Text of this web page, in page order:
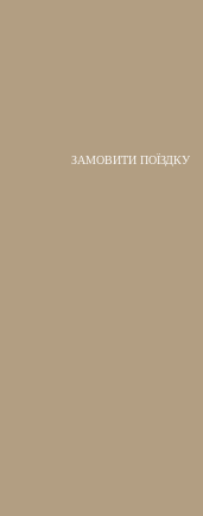
ЗАМОВИТИ ПОЇЗДКУ